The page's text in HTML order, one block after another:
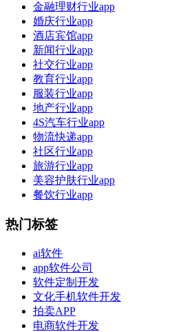
金融理财行业app
婚庆行业app
酒店宾馆app
新闻行业app
社交行业app
教育行业app
服装行业app
地产行业app
4S汽车行业app
物流快递app
社区行业app
旅游行业app
美容护肤行业app
餐饮行业app
热门标签
ai软件
app软件公司
软件定制开发
文化手机软件开发
拍卖APP
电商软件开发